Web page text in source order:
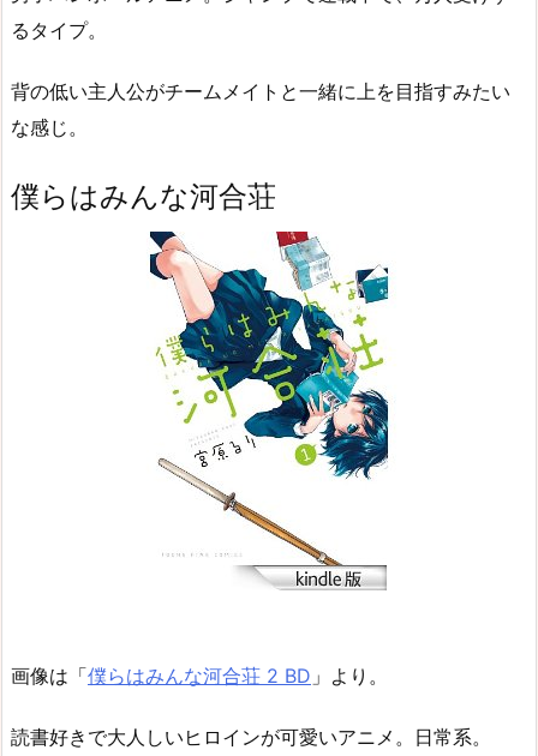
るタイプ。
背の低い主人公がチームメイトと一緒に上を目指すみたい
な感じ。
僕らはみんな河合荘
画像は「僕らはみんな河合荘 2 BD 」より。
読書好きで大人しいヒロインが可愛いアニメ。日常系。